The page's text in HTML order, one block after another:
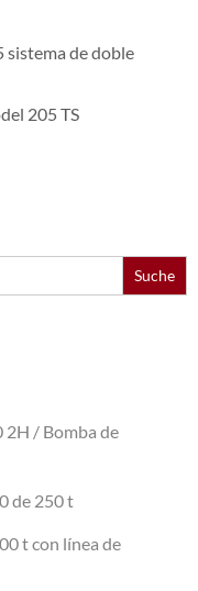
de doble
205 TS
2H / Bomba de
de 250 t
t con línea de